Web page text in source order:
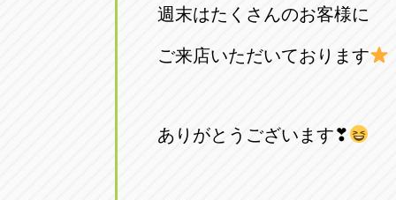
アップル
0587-66-
052-400-
アップル岩倉店
愛知県岩倉市大地町長田35-1
愛知県清須市春日砂賀東114
週末はたくさんのお客様に
ご来店いただいております
ありがとうございます❣